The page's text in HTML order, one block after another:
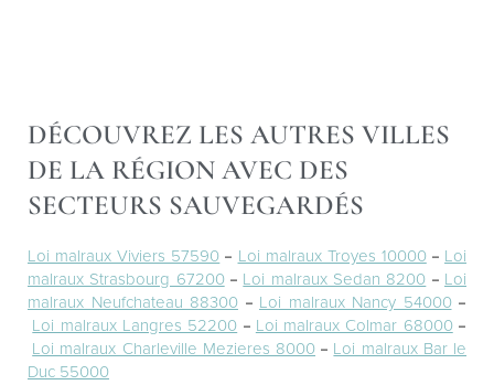
DÉCOUVREZ LES AUTRES VILLES
DE LA RÉGION AVEC DES
SECTEURS SAUVEGARDÉS
Loi malraux Viviers 57590 – Loi malraux Troyes 10000– Loi
malraux Strasbourg 67200– Loi malraux Sedan 8200 – Loi
malraux Neufchateau 88300 – Loi malraux Nancy 54000–
Loi malraux Langres 52200 – Loi malraux Colmar 68000–
Loi malraux Charleville Mezieres 8000 – Loi malraux Bar le
Duc 55000